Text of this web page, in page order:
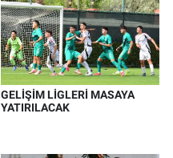
GELİŞİM LİGLERİ MASAYA
YATIRILACAK